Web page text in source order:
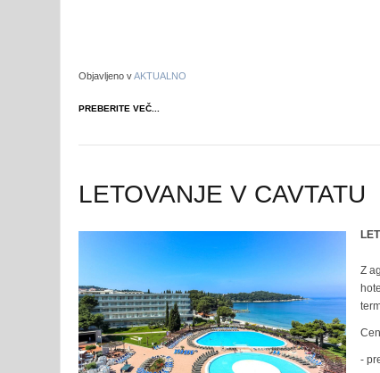
Objavljeno vAKTUALNO
PREBERITE VEČ...
LETOVANJE V CAVTATU
Z
-